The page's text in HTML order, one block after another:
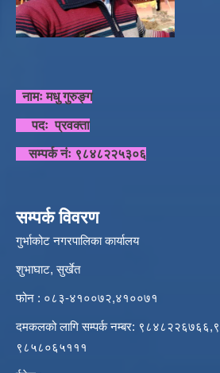
नामः मधु गुरुङ्ग
पदः प्रवक्ता
सम्पर्क नंः ९८४८२२५३०६
सम्पर्क विवरण
गुर्भाकोट नगरपालिका कार्यालय
शुभाघाट, सुर्खेत
फोन : ०८३-४१००७२,४१००७१
दमकलको लागि सम्पर्क नम्बर:
९८५८०६५१११